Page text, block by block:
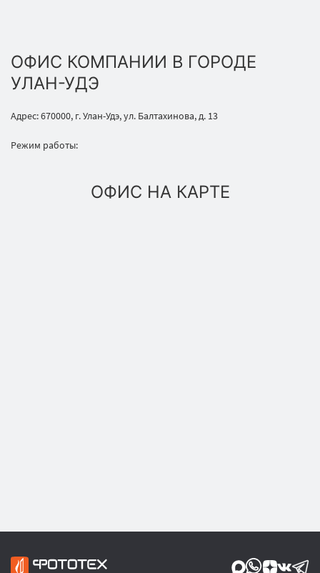
ОФИС КОМПАНИИ В ГОРОДЕ
УЛАН-УДЭ
Адрес: 670000, г. Улан-Удэ, ул. Балтахинова, д. 13
Режим работы:
ОФИС НА КАРТЕ